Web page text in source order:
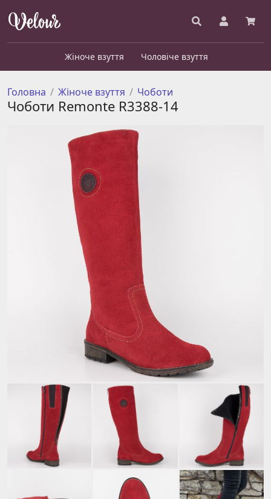
Жіноче взуття Чоловіче взуття
Головна Жіноче взуття Чоботи
Чоботи Remonte R3388-14